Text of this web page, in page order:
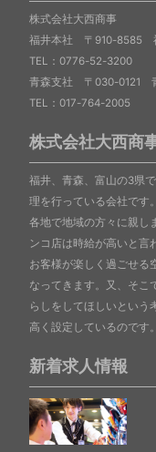
ン株式会社大西商事
福井本社 〒910-8585
TEL：0776-52-3200
青森支社 〒030-0121
TEL：017-764-2005
株式会社大西商
福井、青森、富山の3県
理を行っている会社です。
各地で地域の方々に親し
ンコ店は時給が高いと言
お客様が楽しく過ごせる
なってきます。又、そこ
らしをしてほしいという
高く設定しているのです。
新着求人情報